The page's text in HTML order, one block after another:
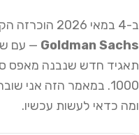
ב-4 במאי 2026 הוכרזה הקמת חברת שירותי AI ארגוניים חדשה — בגיבוי
Goldman Sachs — עם
ומה כדאי לעשות עכשיו.